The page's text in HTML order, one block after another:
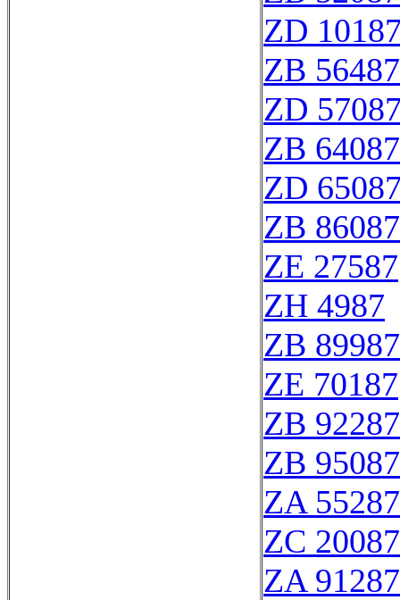
ZD
ZB 56487
ZD
ZB 64087
ZD
ZB 86087
ZE 27587
ZH 4987
ZB 89987
ZE 70187
ZB 92287
ZB 95087
ZA 55287
ZC 20087
ZA 91287